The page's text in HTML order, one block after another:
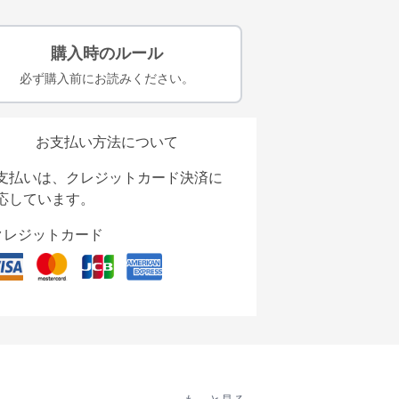
購入時のルール
必ず購入前にお読みください。
お支払い方法について
払いは、クレジットカード決済に
しています。
レジットカード